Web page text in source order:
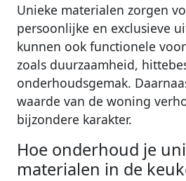
Unieke materialen zorgen
persoonlijke en exclusieve
kunnen ook functionele
zoals duurzaamheid,
onderhoudsgemak.
waarde van de woning
bijzondere karakter.
Hoe onderhoud je
materialen in de